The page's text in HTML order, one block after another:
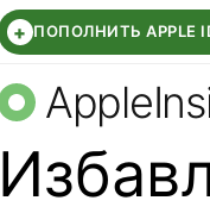
+ ПОПОЛНИТЬ APPLE